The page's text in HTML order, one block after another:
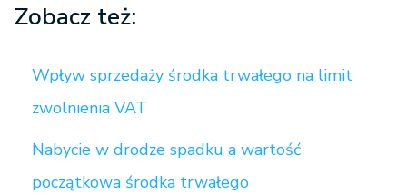
Zobacz też:
Wpływ sprzedaży środka trwałego na limit
zwolnienia VAT
Nabycie w drodze spadku a wartość
początkowa środka trwałego